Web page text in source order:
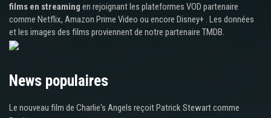
films en streaming en rejoignant les plateformes VOD partenaire
comme Netflix, Amazon Prime Video ou encore Disney+ . Les données
et les images des films proviennent de notre partenaire TMDB.
News populaires
Le nouveau film de Charlie's Angels reçoit Patrick Stewart comme